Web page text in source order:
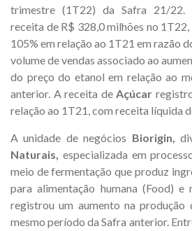
trimestre (1T22) da Safra 21/22.
receita de R$ 328,0 milhões no
105% em relação ao 1T21 em razão
volume de vendas associado ao
do preço do etanol em relação ao
anterior. A receita deAçúcar
relação ao 1T21, com receita líquida
A unidade de negócios Biorigin,
Naturais, especializada em
meio de fermentação que produz
para alimentação humana (Food) e
registrou um aumento na produção
mesmo período da Safra anterior.